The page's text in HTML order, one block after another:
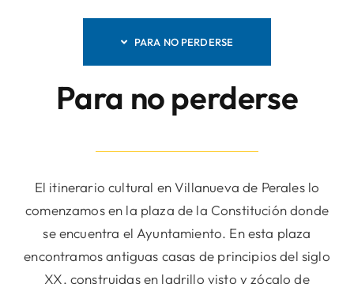
PARA NO PERDERSE
Para no perderse
El itinerario cultural en Villanueva de Perales lo
comenzamos en la plaza de la Constitución donde
se encuentra el Ayuntamiento. En esta plaza
encontramos antiguas casas de principios del siglo
XX, construidas en ladrillo visto y zócalo de